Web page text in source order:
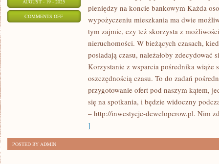
AUGUST - 19 - 2025
COMMENTS OFFON
INTERNECIE
WSZYSTKO.
PRZYPADKÓW
JEDNAK
pieniędzy na koncie bankowym Każda
wypożyczeniu mieszkania ma dwie
tym zajmie, czy też skorzysta z
nieruchomości. W bieżących czasach,
posiadają czasu, należałoby zdecydować
Korzystanie z wsparcia pośrednika wiąże
oszczędnością czasu. To do zadań
przygotowanie ofert pod naszym kątem,
się na spotkania, i będzie widoczny
– http://inwestycje-deweloperow.pl. Nim
]
POSTED BY ADMIN